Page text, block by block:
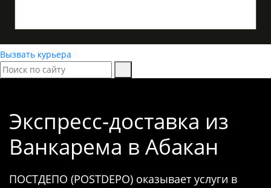
Вызвать курьера
Экспресс-доставка из
Ванкарема в Абакан
ПОСТДЕПО (POSTDEPO) оказывает услуги в